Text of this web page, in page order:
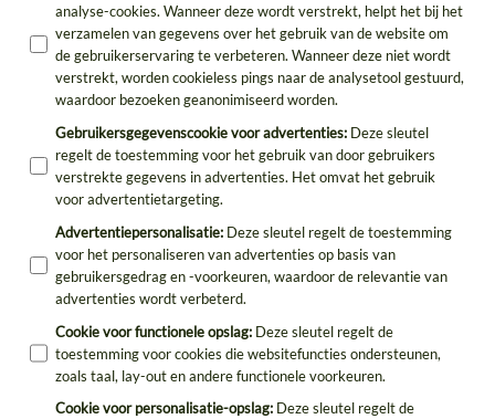
analyse-cookies. Wanneer deze wordt verstrekt, helpt het bij het
verzamelen van gegevens over het gebruik van de website om
de gebruikerservaring te verbeteren. Wanneer deze niet wordt
verstrekt, worden cookieless pings naar de analysetool gestuurd,
waardoor bezoeken geanonimiseerd worden.
Gebruikersgegevenscookie voor advertenties: Deze sleutel
regelt de toestemming voor het gebruik van door gebruikers
verstrekte gegevens in advertenties. Het omvat het gebruik
voor advertentietargeting.
Advertentiepersonalisatie: Deze sleutel regelt de toestemming
voor het personaliseren van advertenties op basis van
gebruikersgedrag en -voorkeuren, waardoor de relevantie van
advertenties wordt verbeterd.
Cookie voor functionele opslag: Deze sleutel regelt de
toestemming voor cookies die websitefuncties ondersteunen,
zoals taal, lay-out en andere functionele voorkeuren.
Cookie voor personalisatie-opslag: Deze sleutel regelt de